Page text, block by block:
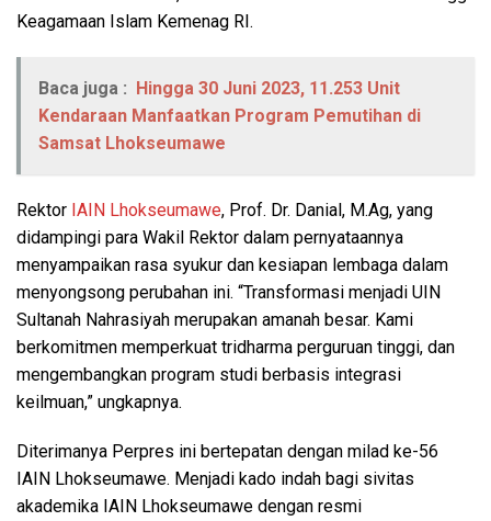
Keagamaan Islam Kemenag RI.
Baca juga : Hingga 30 Juni 2023, 11.253 Unit
Kendaraan Manfaatkan Program Pemutihan di
Samsat Lhokseumawe
Rektor IAIN Lhokseumawe, Prof. Dr. Danial, M.Ag, yang
didampingi para Wakil Rektor dalam pernyataannya
menyampaikan rasa syukur dan kesiapan lembaga dalam
menyongsong perubahan ini. “Transformasi menjadi UIN
Sultanah Nahrasiyah merupakan amanah besar. Kami
berkomitmen memperkuat tridharma perguruan tinggi, dan
mengembangkan program studi berbasis integrasi
keilmuan,” ungkapnya.
Diterimanya Perpres ini bertepatan dengan milad ke-56
IAIN Lhokseumawe. Menjadi kado indah bagi sivitas
akademika IAIN Lhokseumawe dengan resmi